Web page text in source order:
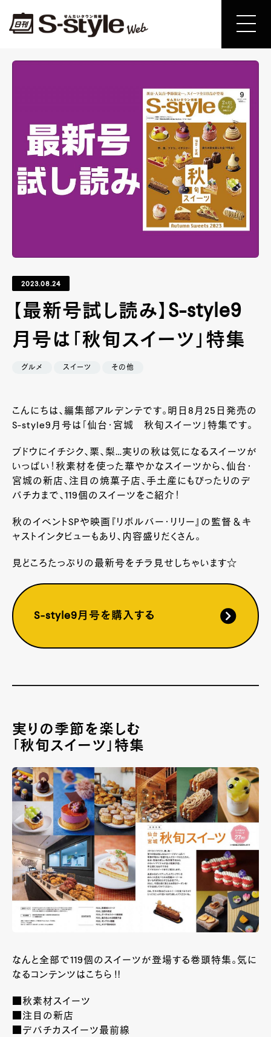
2023.08.24
【最新号試し読み】S-style9
月号は「秋旬スイーツ」特集
グルメ スイーツ その他
こんにちは、編集部アルデンテです。明日8月25日発売の
S-style9月号は「仙台・宮城 秋旬スイーツ」特集です。
ブドウにイチジク、栗、梨…実りの秋は気になるスイーツが
いっぱい！秋素材を使った華やかなスイーツから、仙台・
宮城の新店、注目の焼菓子店、手土産にもぴったりのデ
パチカまで、119個のスイーツをご紹介！
秋のイベントSPや映画『リボルバー・リリー』の監督＆キ
ャストインタビューもあり、内容盛りだくさん。
見どころたっぷりの最新号をチラ見せしちゃいます☆
S-style9月号を購入する
実りの季節を楽しむ
「秋旬スイーツ」特集
なんと全部で119個のスイーツが登場する巻頭特集。気に
なるコンテンツはこちら‼
■秋素材スイーツ
■注目の新店
■デパチカスイーツ最前線